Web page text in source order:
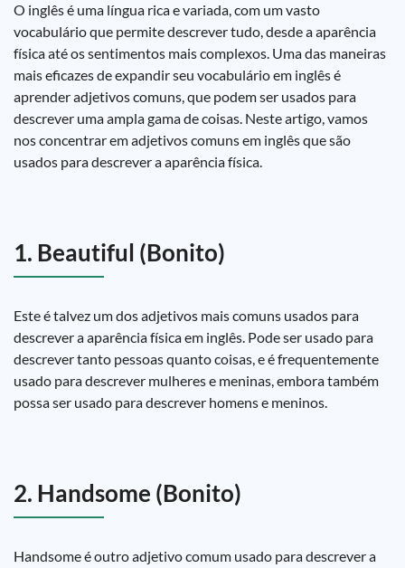
O inglês é uma língua rica e variada, com um vasto
vocabulário que permite descrever tudo, desde a aparência
física até os sentimentos mais complexos. Uma das maneiras
mais eficazes de expandir seu vocabulário em inglês é
aprender adjetivos comuns, que podem ser usados para
descrever uma ampla gama de coisas. Neste artigo, vamos
nos concentrar em adjetivos comuns em inglês que são
usados para descrever a aparência física.
1. Beautiful (Bonito)
Este é talvez um dos adjetivos mais comuns usados para
descrever a aparência física em inglês. Pode ser usado para
descrever tanto pessoas quanto coisas, e é frequentemente
usado para descrever mulheres e meninas, embora também
possa ser usado para descrever homens e meninos.
2. Handsome (Bonito)
Handsome é outro adjetivo comum usado para descrever a